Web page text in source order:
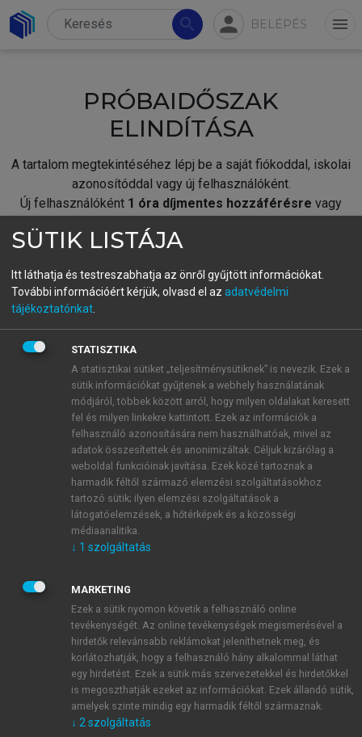
search person BELÉPÉS menu
PRÓBAIDŐSZAK
ELINDÍTÁSA
A tartalom megtekintéséhez lépj be a saját fiókoddal, iskolai
azonosítóddal vagy új felhasználóként.
Új felhasználóként 1 óra díjmentes hozzáférésre vagy
fiókoddal,vagy hozz létre új fiókot.
A regisztráció után apróbaidőszakautomatikusan
BELÉPÉS SAJÁT FIÓKKAL
ÚJ FIÓK LÉTREHOZÁSA
1 óra díjmentes hozzáférés
E-MAIL-CÍM
JELSZÓ
JELSZÓ ÚJRA
Kérek értesítést a MeRSZ újdonságairól, akcióiról.
Kérek értesítést az Akadémiai Kiadó Zrt. újdonságairól,
SÜTIK LISTÁJA
Itt láthatja és testreszabhatja az önről gyűjtött információkat.
További információért kérjük, olvasd el az adatvédelmi
tájékoztatónkat
STATISZTIKA
A statisztikai sütiket „teljesítménysütiknek” is nevezik. Ezek a
sütik információkat gyűjtenek a webhely használatának
módjáról, többek között arról, hogy milyen oldalakat keresett
fel és milyen linkekre kattintott. Ezek az információk a
felhasználó azonosítására nem használhatóak, mivel az
adatok összesítettek és anonimizáltak. Céljuk kizárólag a
weboldal funkcióinak javítása. Ezek közé tartoznak a
harmadik féltől származó elemzési szolgáltatásokhoz
tartozó sütik; ilyen elemzési szolgáltatások a
látogatóelemzések, a hőtérképek és a közösségi
médiaanalitika.
↓ 1 szolgáltatás
MARKETING
Ezek a sütik nyomon követik a felhasználó online
tevékenységét. Az online tevékenységek megismerésével a
hirdetők relevánsabb reklámokat jeleníthetnek meg, és
korlátozhatják, hogy a felhasználó hány alkalommal láthat
egy hirdetést. Ezek a sütik más szervezetekkel és hirdetőkkel
is megoszthatják ezeket az információkat. Ezek állandó sütik,
amelyek szinte mindig egy harmadik féltől származnak.
↓ 2 szolgáltatás